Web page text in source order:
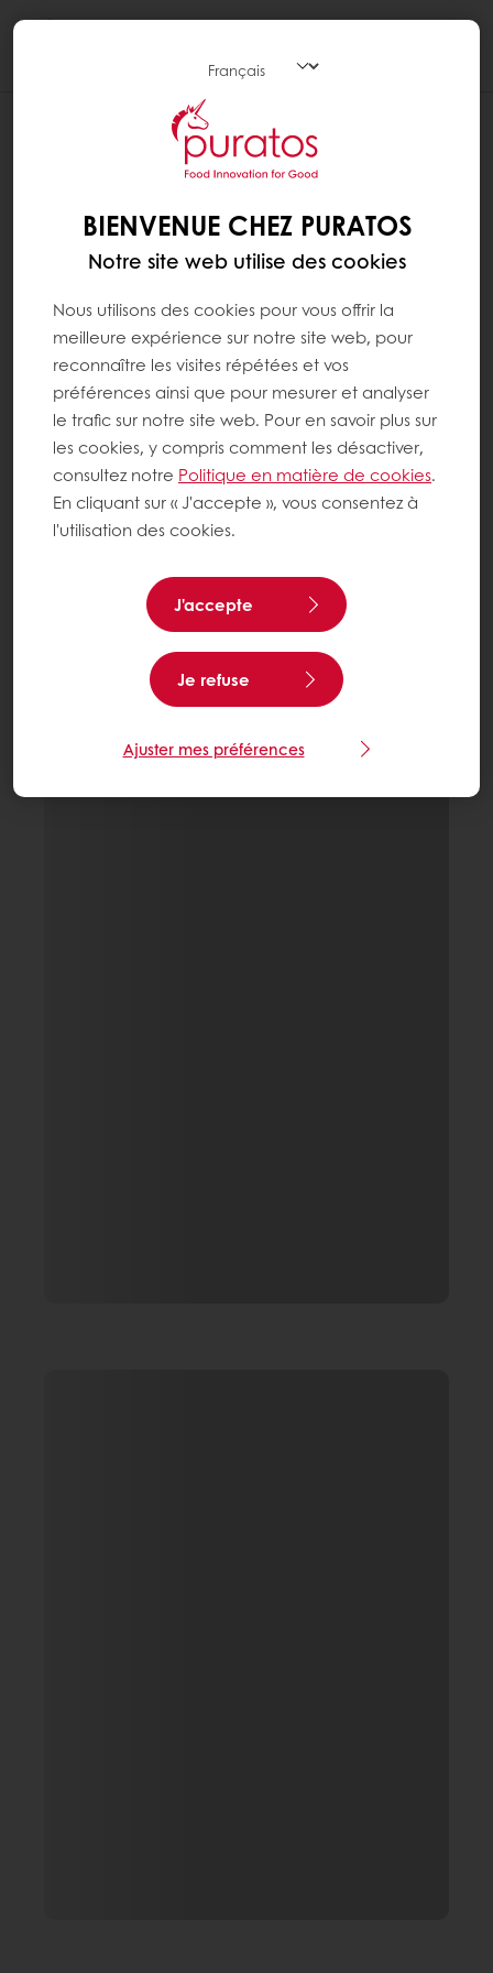
BIENVENUE CHEZ PURATOS
Notre site web utilise des cookies
Nous utilisons des cookies pour vous offrir la
meilleure expérience sur notre site web, pour
reconnaître les visites répétées et vos
préférences ainsi que pour mesurer et analyser
le trafic sur notre site web. Pour en savoir plus sur
les cookies, y compris comment les désactiver,
consultez notre Politique en matière de cookies.
En cliquant sur « J'accepte », vous consentez à
l'utilisation des cookies.
J'accepte
Je refuse
Ajuster mes préférences